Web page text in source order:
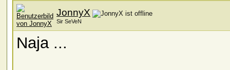
JonnyX
Sir SeVeN
Naja ...